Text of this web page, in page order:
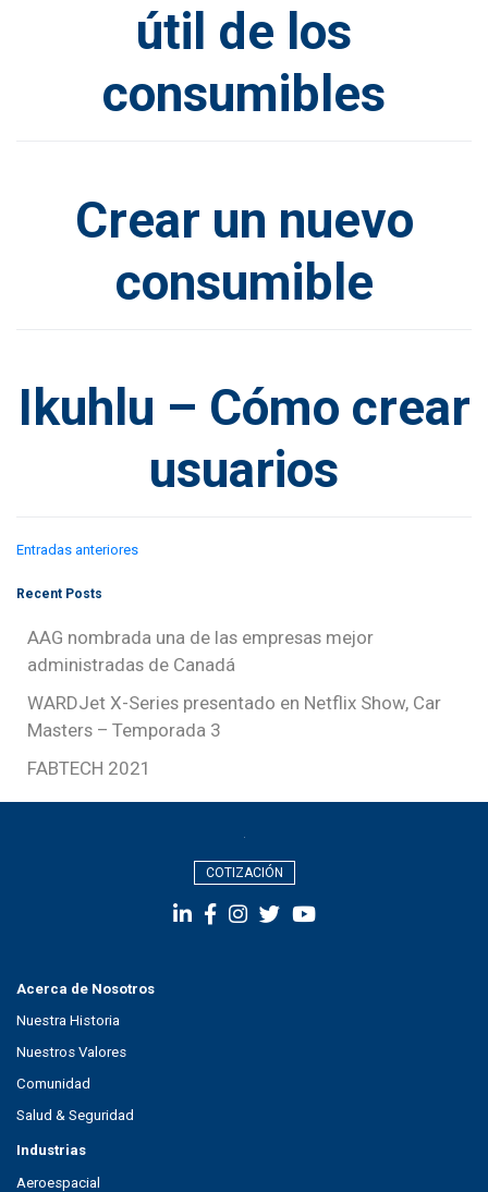
útil de los
consumibles
Crear un nuevo
consumible
Ikuhlu – Cómo crear
usuarios
Navegación
de
entradas
Entradas anteriores
Recent Posts
AAG nombrada una de las empresas mejor
administradas de Canadá
WARDJet X-Series presentado en Netflix Show, Car
Masters – Temporada 3
FABTECH 2021
COTIZACIÓN
Acerca de Nosotros
Nuestra Historia
Nuestros Valores
Comunidad
Salud & Seguridad
Industrias
Aeroespacial